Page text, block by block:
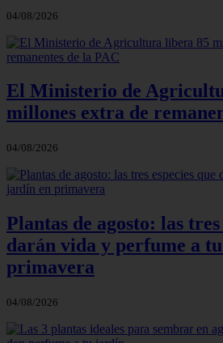
04/08/2026
El Ministerio de
millones extra de
04/08/2026
Plantas de agosto: las tres
darán vida y perfume a
primavera
04/08/2026